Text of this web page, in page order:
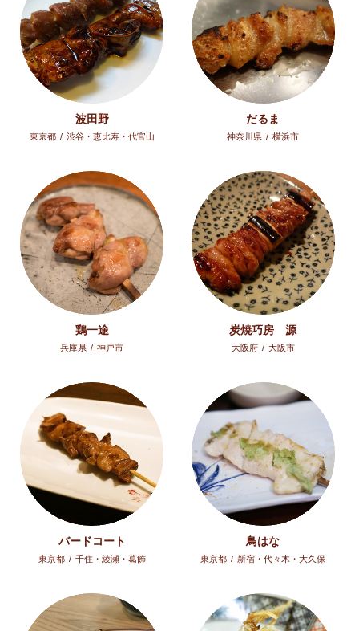
波田野
東京都 / 渋谷・恵比寿・代官山
だるま
神奈川県 / 横浜市
鶏一途
兵庫県 / 神戸市
炭焼巧房 源
大阪府 / 大阪市
バードコート
東京都 / 千住・綾瀬・葛飾
鳥はな
東京都 / 新宿・代々木・大久保